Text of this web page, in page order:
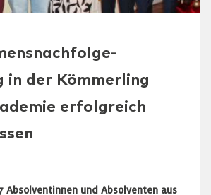
in der Kömmerling
erfolgreich
Absolventinnen und Absolventen aus